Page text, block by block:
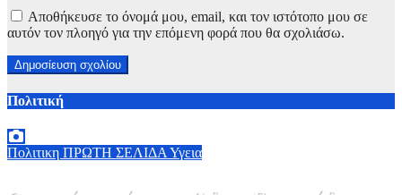
Αποθήκευσε το όνομά μου, email, και τον ιστότοπο μου σε
αυτόν τον πλοηγό για την επόμενη φορά που θα σχολιάσω.
Πολιτική
Πολιτικη ΠΡΩΤΗ ΣΕΛΙΔΑ Υγεια